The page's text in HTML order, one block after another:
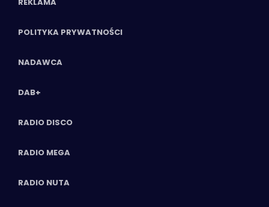
POLITYKA PRYWATNOŚCI
NADAWCA
DAB+
RADIO DISCO
RADIO MEGA
RADIO NUTA